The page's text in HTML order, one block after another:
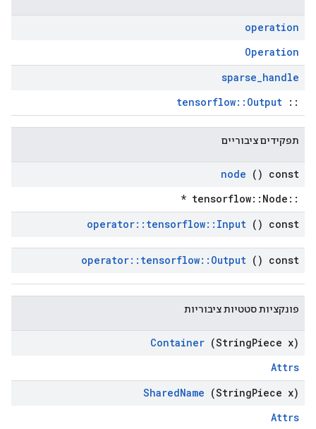
operation
Operation
sparse_handle
::
tensorflow::Output
תפקידים ציבוריים
node () const
::tensorflow::Node *
operator:: tensorflow:: Input () const
operator:: tensorflow:: Output () const
פונקציות סטטיות ציבוריות
Container (StringPiece x)
Attrs
SharedName (StringPiece x)
Attrs